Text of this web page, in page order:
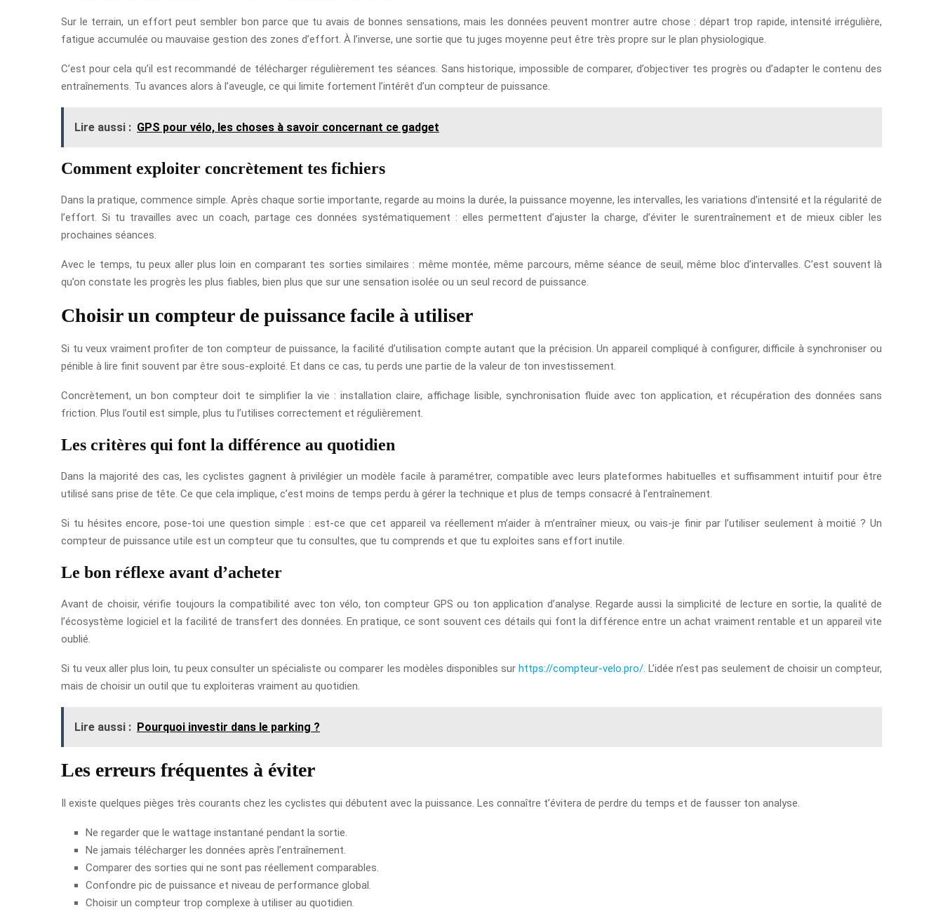
Sur le terrain, un effort peut sembler bon parce que tu avais de bonnes sensations, mais les données peuvent montrer autre chose : départ trop rapide, intensité irrégulière,
fatigue accumulée ou mauvaise gestion des zones d’effort. À l’inverse, une sortie que tu juges moyenne peut être très propre sur le plan physiologique.
C’est pour cela qu’il est recommandé de télécharger régulièrement tes séances. Sans historique, impossible de comparer, d’objectiver tes progrès ou d’adapter le contenu des
entraînements. Tu avances alors à l’aveugle, ce qui limite fortement l’intérêt d’un compteur de puissance.
Lire aussi : GPS pour vélo, les choses à savoir concernant ce gadget
Comment exploiter concrètement tes fichiers
Dans la pratique, commence simple. Après chaque sortie importante, regarde au moins la durée, la puissance moyenne, les intervalles, les variations d’intensité et la régularité de
l’effort. Si tu travailles avec un coach, partage ces données systématiquement : elles permettent d’ajuster la charge, d’éviter le surentraînement et de mieux cibler les
prochaines séances.
Avec le temps, tu peux aller plus loin en comparant tes sorties similaires : même montée, même parcours, même séance de seuil, même bloc d’intervalles. C’est souvent là
qu’on constate les progrès les plus fiables, bien plus que sur une sensation isolée ou un seul record de puissance.
Choisir un compteur de puissance facile à utiliser
Si tu veux vraiment profiter de ton compteur de puissance, la facilité d’utilisation compte autant que la précision. Un appareil compliqué à configurer, difficile à synchroniser ou
pénible à lire finit souvent par être sous-exploité. Et dans ce cas, tu perds une partie de la valeur de ton investissement.
Concrètement, un bon compteur doit te simplifier la vie : installation claire, affichage lisible, synchronisation fluide avec ton application, et récupération des données sans
friction. Plus l’outil est simple, plus tu l’utilises correctement et régulièrement.
Les critères qui font la différence au quotidien
Dans la majorité des cas, les cyclistes gagnent à privilégier un modèle facile à paramétrer, compatible avec leurs plateformes habituelles et suffisamment intuitif pour être
utilisé sans prise de tête. Ce que cela implique, c’est moins de temps perdu à gérer la technique et plus de temps consacré à l’entraînement.
Si tu hésites encore, pose-toi une question simple : est-ce que cet appareil va réellement m’aider à m’entraîner mieux, ou vais-je finir par l’utiliser seulement à moitié ? Un
compteur de puissance utile est un compteur que tu consultes, que tu comprends et que tu exploites sans effort inutile.
Le bon réflexe avant d’acheter
Avant de choisir, vérifie toujours la compatibilité avec ton vélo, ton compteur GPS ou ton application d’analyse. Regarde aussi la simplicité de lecture en sortie, la qualité de
l’écosystème logiciel et la facilité de transfert des données. En pratique, ce sont souvent ces détails qui font la différence entre un achat vraiment rentable et un appareil vite
oublié.
Si tu veux aller plus loin, tu peux consulter un spécialiste ou comparer les modèles disponibles sur https://compteur-velo.pro/. L’idée n’est pas seulement de choisir un compteur,
mais de choisir un outil que tu exploiteras vraiment au quotidien.
Lire aussi : Pourquoi investir dans le parking ?
Les erreurs fréquentes à éviter
Il existe quelques pièges très courants chez les cyclistes qui débutent avec la puissance. Les connaître t’évitera de perdre du temps et de fausser ton analyse.
Ne regarder que le wattage instantané pendant la sortie.
Ne jamais télécharger les données après l’entraînement.
Comparer des sorties qui ne sont pas réellement comparables.
Confondre pic de puissance et niveau de performance global.
Choisir un compteur trop complexe à utiliser au quotidien.